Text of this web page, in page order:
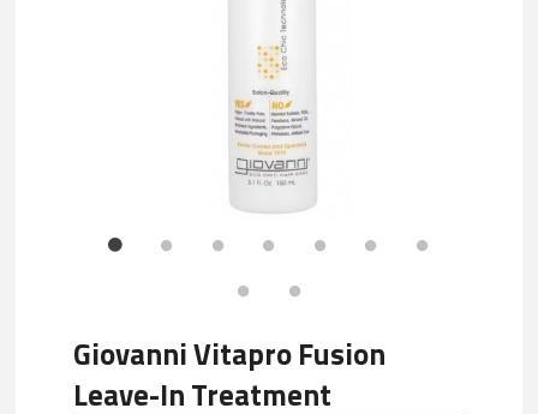
Giovanni Vitapro Fusion
Leave-In Treatment